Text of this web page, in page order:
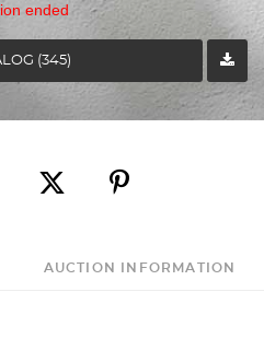
ended
(345)
AUCTION INFORMATION